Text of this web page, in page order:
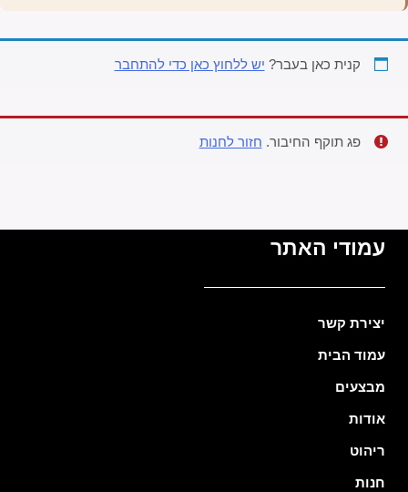
קנית כאן בעבר? יש ללחוץ כאן כדי להתחבר
פג תוקף החיבור. חזור לחנות
עמודי האתר
יצירת קשר
עמוד הבית
מבצעים
אודות
ריהוט
חנות